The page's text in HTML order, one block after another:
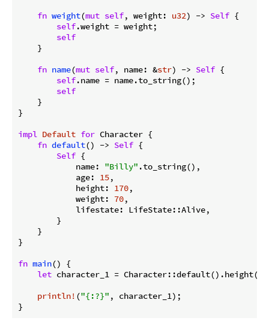
fn weight(mut self, weight: u32) -> Self {
self.weight = weight;
self
    }
fn name(mut self, name: &str) -> Self {
self.name = name.to_string();
self
    }
}
impl Default for Character {
fn default() -> Self {
Self {
            name:
"Billy" .to_string(),
            age:
15,
            height:
170,
            weight:
70,
            lifestate: LifeState::Alive,
        }
    }
}
fn main() {
let character_1 = Character::default().height(
println! ("{:?}" , character_1);
}